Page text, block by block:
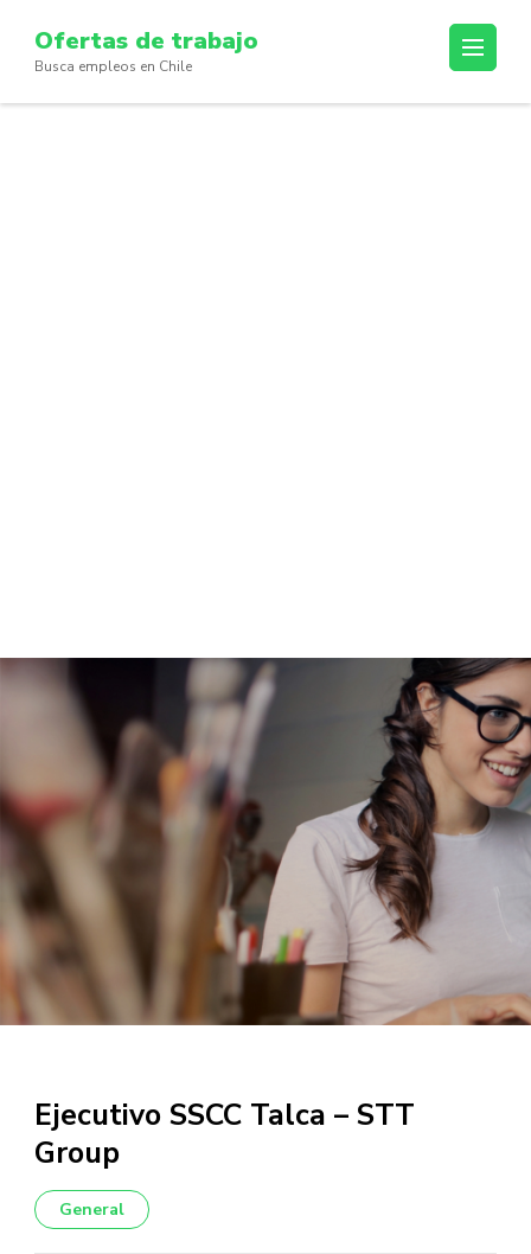
content
(Press
Ofertas de trabajo
Busca empleos en Chile
Ejecutivo SSCC Talca – STT
Group
General